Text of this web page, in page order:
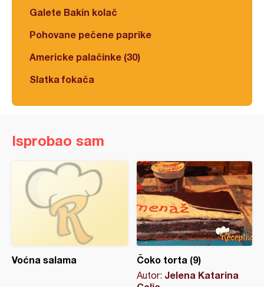
Galete Bakin kolač
Pohovane pečene paprike
Americke palačinke (30)
Slatka fokača
Isprobao sam
Voćna salama Čoko torta (9)
Autor: Jelena Katarina